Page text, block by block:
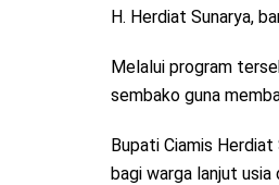
H. Herdiat Sunarya,
Melalui program
sembako guna
Bupati Ciamis
bagi warga lanjut usia